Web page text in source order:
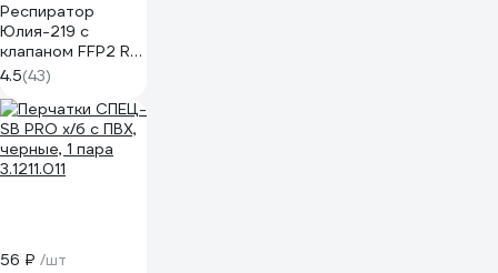
Респиратор
Юлия-219 с
клапаном FFP2 RD
Респираторный
комплекс 20478
4.5(43)
56 ₽ /шт